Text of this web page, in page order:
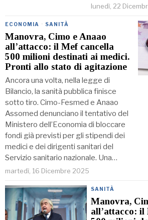
lunedì, 22
ECONOMIA · SANITÀ
Manovra, Cimo e Anaao
all’attacco: il Mef cancella
500 milioni destinati ai medici.
Pronti allo stato di agitazione
Ancora una volta, nella legge di
Bilancio, la sanità pubblica finisce
sotto tiro. Cimo-Fesmed e Anaao
Assomed denunciano il tentativo del
Ministero dell’Economia di bloccare
fondi già previsti per gli stipendi dei
medici e dei dirigenti sanitari del
Servizio sanitario nazionale. Una…
martedì, 16 Dicembre 2025
SANITÀ
Manovra,
all’attacco: il